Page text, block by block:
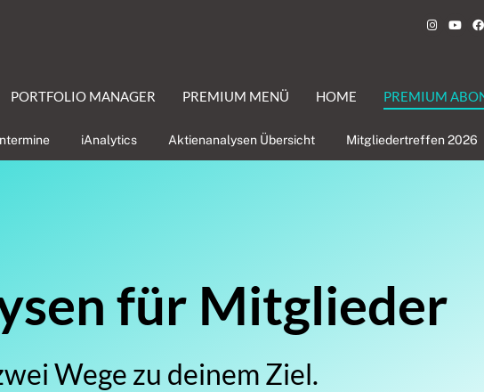
PORTFOLIO MANAGER PREMIUM MENÜ HOME PREMIUM
iAnalytics Aktienanalysen Übersicht Mitgliedertreffen 2026
für Mitglieder
Wege zu deinem Ziel.